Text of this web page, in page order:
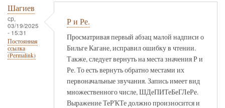
Шагиев
ср,
03/19/2025
- 15:31
Постоянная
ссылка
(Permalink)
Р и Ре.
Просматривая первый абзац малой надписи о
Бильге Кагане, исправил ошибку в чтении.
Также, следует вернуть на места значения Р и
Ре. То есть вернуть обратно местами их
первоначальные звучания. Запись имеет вид
множественного числе, ШДеПИТеБеГЛеРе.
Выражение ТеРҠТе должно произносится и